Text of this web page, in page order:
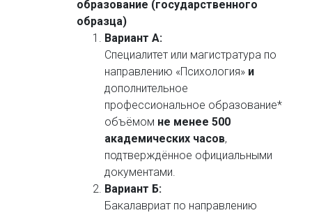
образование (государственного
образца)
Вариант А:
Специалитет или магистратура по
направлению «Психология» и
дополнительное
профессиональное образование*
объёмом не менее 500
академических часов,
подтверждённое официальными
документами.
Вариант Б:
Бакалавриат по направлению